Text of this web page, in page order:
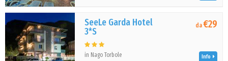
SeeLe Garda Hotel
3*S
in Nago Torbole
da€29
Info